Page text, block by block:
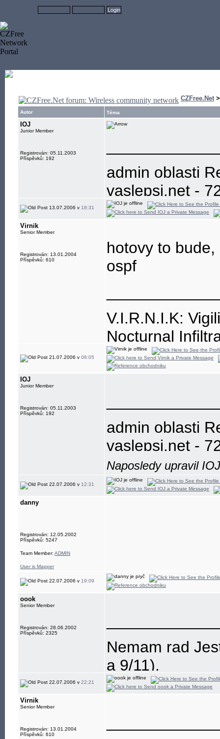
CZFree.Net
Autor Téma
IOJ
Junior Member
Registrován: 05.11.2003
Příspěvků: 192
admin oblasti
vaslepsi.net -
Nejlepsi
13.07.2006 v 18:31
Virnik
Senior Member
Registrován: 13.01.2004
Příspěvků: 610
hotovy to
ospf
V.I.R.N.I.K:
Nocturnal
Resistance is,
21.07.2006 v 08:05
IOJ
Junior Member
Registrován: 05.11.2003
Příspěvků: 192
admin oblasti
vaslepsi.net -
Nejlepsi
Lfsl-L
Naposledy upravil
22.07.2006 v 12:31
danny
Registrován: 12.05.2002
Příspěvků: 5247
Team Member: ADMIN
User is Mapper
22.07.2006 v 19:09
oook
Senior Member
Registrován: 28.06.2002
Příspěvků: 2325
Nemam rad
a 9/11).
22.07.2006 v 22:21
Virnik
Senior Member
Registrován: 13.01.2004
Příspěvků: 610